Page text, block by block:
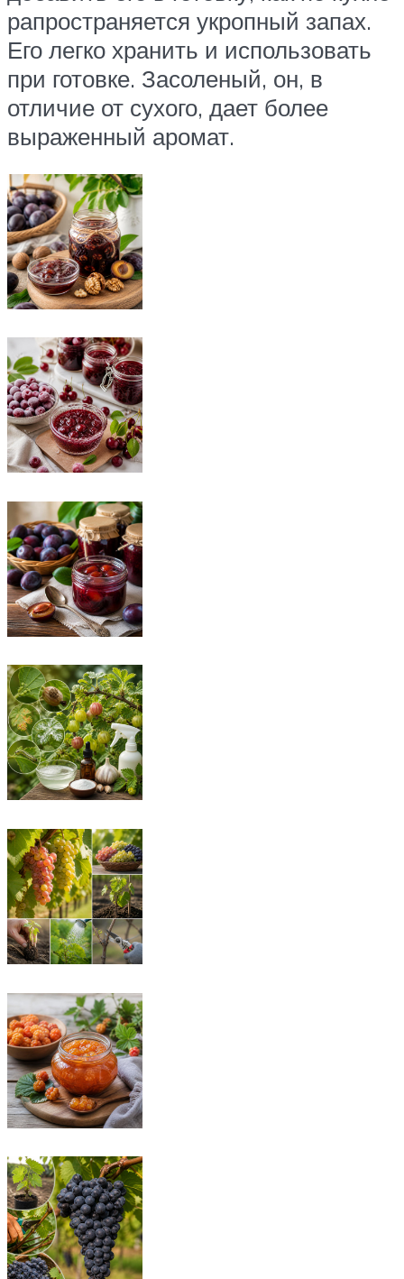
рапространяется укропный запах.
Его легко хранить и использовать
при готовке. Засоленый, он, в
отличие от сухого, дает более
выраженный аромат.